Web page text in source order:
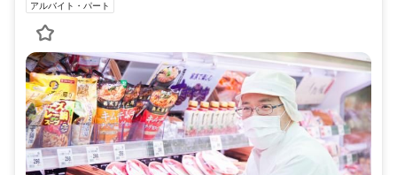
アルバイト・パート